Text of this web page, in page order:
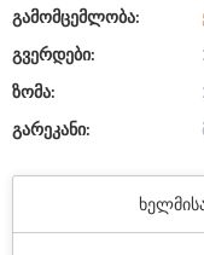
გამომცემლობა:
გვერდები:
ზომა:
გარეკანი: